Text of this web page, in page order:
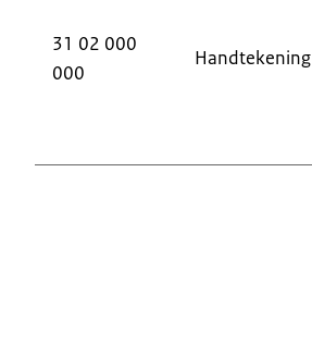
31 02 000
000
Handtekening